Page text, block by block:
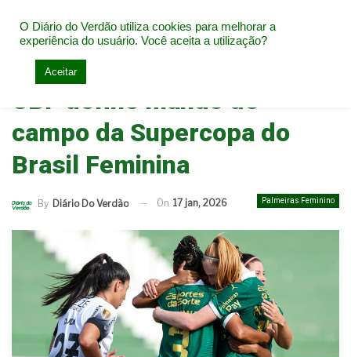
Home Palmeiras Feminino
CBF define mando de
campo da Supercopa do
Brasil Feminina
Palmeiras Feminino
By Diário Do Verdão On 17 jan, 2026
O Diário do Verdão utiliza cookies para melhorar a
experiência do usuário. Você aceita a utilização?
Aceitar